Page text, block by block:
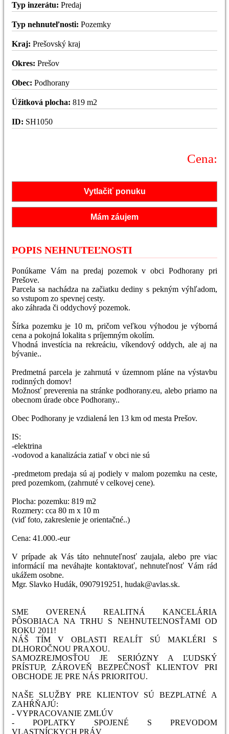
Typ inzerátu: Predaj
Typ nehnuteľnosti: Pozemky
Kraj: Prešovský kraj
Okres: Prešov
Obec: Podhorany
Úžitková plocha: 819 m2
ID: SH1050
Cena:
Vytlačiť ponuku
Mám záujem
POPIS NEHNUTEĽNOSTI
Ponúkame Vám na predaj pozemok v obci Podhorany pri
Prešove.
Parcela sa nachádza na začiatku dediny s pekným výhľadom,
so vstupom zo spevnej cesty.
ako záhrada či oddychový pozemok.
Šírka pozemku je 10 m, pričom veľkou výhodou je výborná
cena a pokojná lokalita s príjemným okolím.
Vhodná investícia na rekreáciu, víkendový oddych, ale aj na
bývanie..
Predmetná parcela je zahrnutá v územnom pláne na výstavbu
rodinných domov!
Možnosť preverenia na stránke podhorany.eu, alebo priamo na
obecnom úrade obce Podhorany..
Obec Podhorany je vzdialená len 13 km od mesta Prešov.
IS:
-elektrina
-vodovod a kanalizácia zatiaľ v obci nie sú
-predmetom predaja sú aj podiely v malom pozemku na ceste,
pred pozemkom, (zahrnuté v celkovej cene).
Plocha: pozemku: 819 m2
Rozmery: cca 80 m x 10 m
(viď foto, zakreslenie je orientačné..)
Cena: 41.000.-eur
V prípade ak Vás táto nehnuteľnosť zaujala, alebo pre viac
informácií ma neváhajte kontaktovať, nehnuteľnosť Vám rád
ukážem osobne.
Mgr. Slavko Hudák, 0907919251, hudak@avlas.sk.
SME OVERENÁ REALITNÁ KANCELÁRIA
PÔSOBIACA NA TRHU S NEHNUTEĽNOSŤAMI OD
ROKU 2011!
NÁŠ TÍM V OBLASTI REALÍT SÚ MAKLÉRI S
DLHOROČNOU PRAXOU.
SAMOZREJMOSŤOU JE SERIÓZNY A ĽUDSKÝ
PRÍSTUP, ZÁROVEŇ BEZPEČNOSŤ KLIENTOV PRI
OBCHODE JE PRE NÁS PRIORITOU.
NAŠE SLUŽBY PRE KLIENTOV SÚ BEZPLATNÉ A
ZAHŔŇAJÚ:
- VYPRACOVANIE ZMLÚV
- POPLATKY SPOJENÉ S PREVODOM
VLASTNÍCKYCH PRÁV